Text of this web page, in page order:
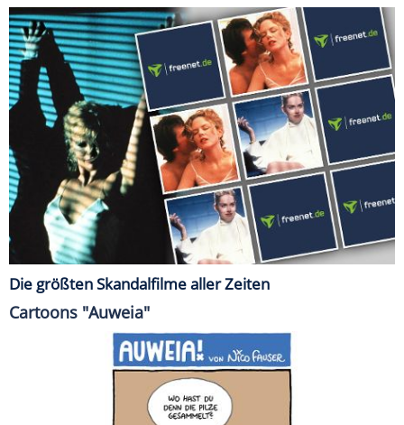
Die größten Skandalfilme aller Zeiten
Cartoons "Auweia"